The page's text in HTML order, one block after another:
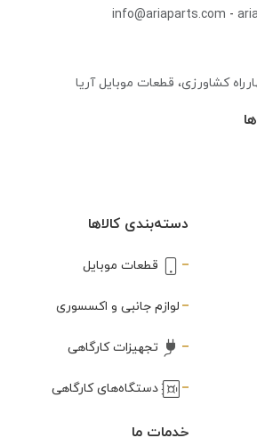
info@ariaparts.com -
کشاورزی، قطعات موبایل آریا
دسته‌بندی کالاها
قطعات موبایل
لوازم جانبی و اکسسوری
تجهیزات کارگاهی
دستگاه‌های کارگاهی
خدمات ما